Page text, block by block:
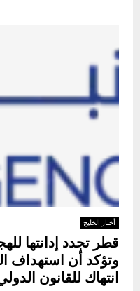
أخبار الخليج
قطر تجدد إدانتها
وتؤكد أن استهداف
انتهاك للقانون